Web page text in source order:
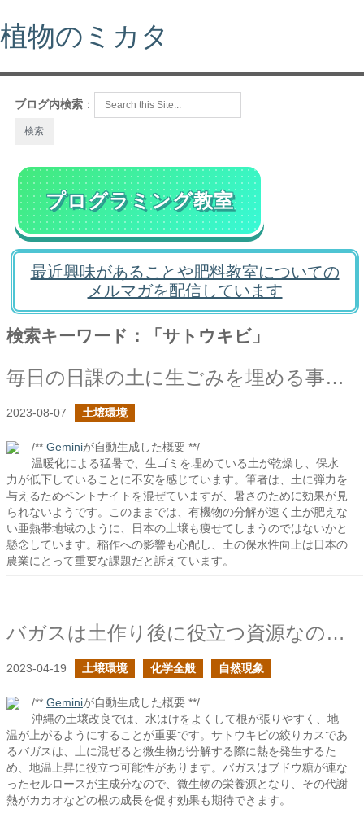
植物のミカタ
ブログ内検索 ：
プログラミング教室
最近興味があることや肥料教室についての
メルマガを配信しています
検索キーワード：「サトウキビ」
毎日の日課の土に生ごみを埋める事から感じる将来の不安
2023-08-07 土壌環境
/** Geminiが自動生成した概要 **/
温暖化による猛暑で、生ゴミを埋めている土が乾燥し、保水
力が低下していることに不安を感じています。筆者は、土に弾力を
与えるためベントナイトを混ぜていますが、暑さのために効果が見
られないようです。このままでは、有機物の分解が速く土が肥えな
い亜熱帯地域のように、日本の土壌も痩せてしまうのではないかと
懸念しています。稲作への影響も心配し、土の保水性向上は日本の
農業にとって重要な課題だと訴えています。
バガスは土作り後に役立つ資源なのでは？
2023-04-19 土壌環境 化学全般 自然現象
/** Geminiが自動生成した概要 **/
沖縄の土壌改良では、水はけをよくして根が張りやすく、地
温が上がるようにすることが重要です。サトウキビの絞りカスであ
るバガスは、土に混ぜると微生物が分解する際に熱を発生するた
め、地温上昇に役立つ可能性があります。バガスはブドウ糖が連な
ったセルロースが主成分なので、微生物の栄養源となり、その代謝
熱がカカオなどの根の成長を促す効果も期待できます。